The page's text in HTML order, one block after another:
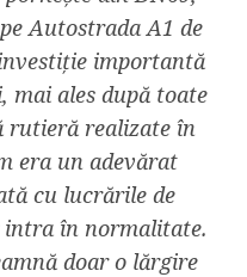
Autostrada A1 de
importantă
mai ales după toate
rutieră realizate în
era un adevărat
cu lucrările de
în normalitate.
doar o lărgire